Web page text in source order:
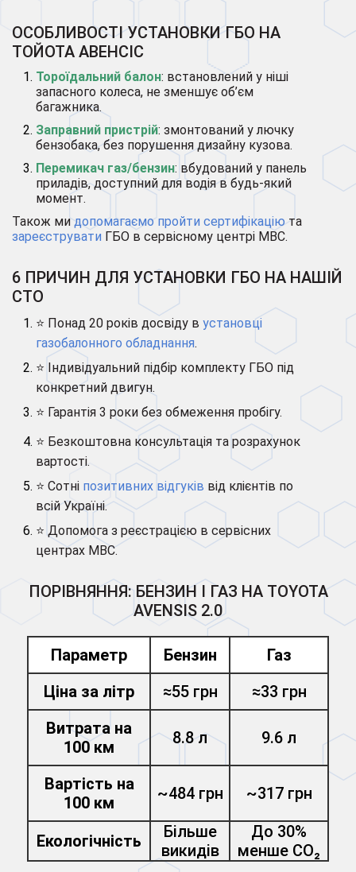
ОСОБЛИВОСТІ УСТАНОВКИ ГБО НА
ТОЙОТА АВЕНСІС
Тороїдальний балон: встановлений у ніші
запасного колеса, не зменшує об’єм
багажника.
Заправний пристрій: змонтований у лючку
бензобака, без порушення дизайну кузова.
Перемикач газ/бензин: вбудований у панель
приладів, доступний для водія в будь-який
момент.
Також мидопомагаємо пройти сертифікаціюта
зареєструвати ГБО в сервісному центрі МВС.
6 ПРИЧИН ДЛЯ УСТАНОВКИ ГБО НА НАШІЙ
СТО
⭐ Понад 20 років досвіду в установці
газобалонного обладнання.
⭐ Індивідуальний підбір комплекту ГБО під
конкретний двигун.
⭐ Гарантія 3 роки без обмеження пробігу.
⭐ Безкоштовна консультація та розрахунок
вартості.
⭐ Сотні позитивних відгуків від клієнтів по
всій Україні.
⭐ Допомога з реєстрацією в сервісних
центрах МВС.
ПОРІВНЯННЯ: БЕНЗИН І ГАЗ НА TOYOTA
AVENSIS 2.0
Параметр Бензин
Газ
Ціна за літр
≈55 грн
≈33 грн
Витрата на
100 км
8.8 л 9.6 л
Вартість на
100 км
~484 грн ~317 грн
Екологічність
Більше
викидів
До 30%
менше CO₂